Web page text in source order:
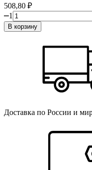
508,80 ₽
1
В корзину
Доставка по России и